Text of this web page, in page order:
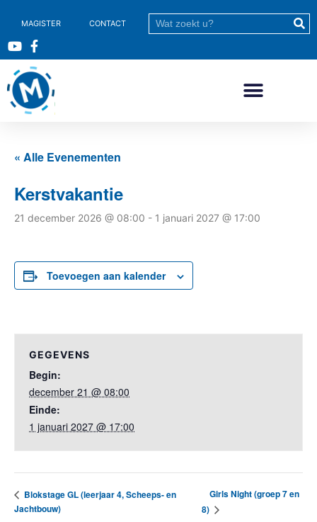
MAGISTER CONTACT
« Alle Evenementen
Kerstvakantie
21 december 2026 @ 08:00 - 1 januari 2027 @ 17:00
Toevoegen aan kalender
GEGEVENS
Begin:
december 21 @ 08:00
Einde:
1 januari 2027 @ 17:00
Blokstage GL (leerjaar 4, Scheeps- en
Jachtbouw)
Girls Night (groep 7 en
8)